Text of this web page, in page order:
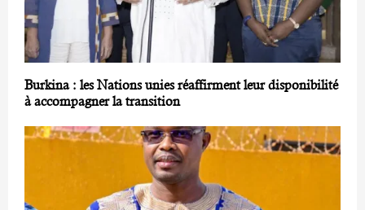
Burkina : les Nations unies réaffirment leur disponibilité
à accompagner la transition